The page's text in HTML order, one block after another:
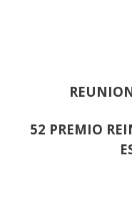
52 PREMIO